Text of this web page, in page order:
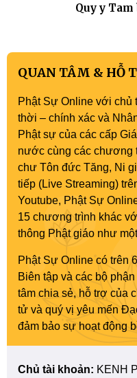
Quy y
QUAN TÂM & HỖ
Phật Sự Online với chủ
thời – chính xác và
Phật sự của các cấp
nước cùng các chương
chư Tôn đức Tăng, Ni
tiếp (Live Streaming)
Youtube, Phật Sự
15 chương trình khác
thông Phật giáo như
Phật Sự Online có trên
Biên tập và các bộ
tâm chia sẻ, hỗ trợ của
tử và quý vị yêu mến
đảm bảo sự hoạt động
Chủ tài khoản: KENH